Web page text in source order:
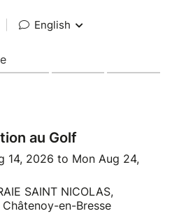
English
au Golf
14, 2026 to Mon Aug 24,
SAINT NICOLAS,
Châtenoy-en-Bresse